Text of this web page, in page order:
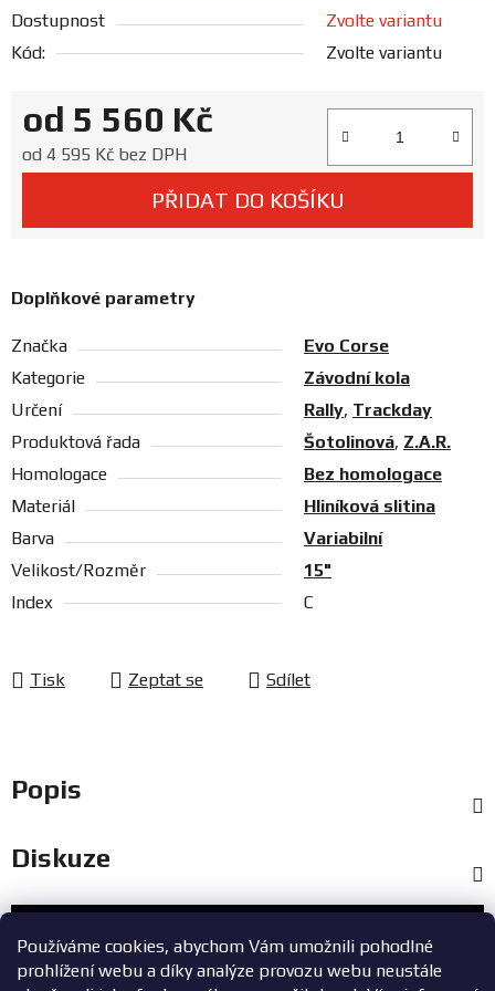
Používáme cookies, abychom Vám umožnili pohodlné
prohlížení webu a díky analýze provozu webu neustále
Prodejny
Dostupnost
Zvolte variantu
Kód:
Zvolte variantu
od 5 560 Kč
od 4 595 Kč bez DPH
PŘIDAT DO KOŠÍKU
Doplňkové parametry
Značka
Evo Corse
Kategorie
Závodní kola
Určení
Rally, Trackday
Produktová řada
Šotolinová, Z.A.R.
Homologace
Bez homologace
Materiál
Hliníková slitina
Barva
Variabilní
Velikost/Rozměr
15"
Index
C
Tisk Zeptat se Sdílet
Popis
Diskuze
Zákaznický servis
+420 603 785 748